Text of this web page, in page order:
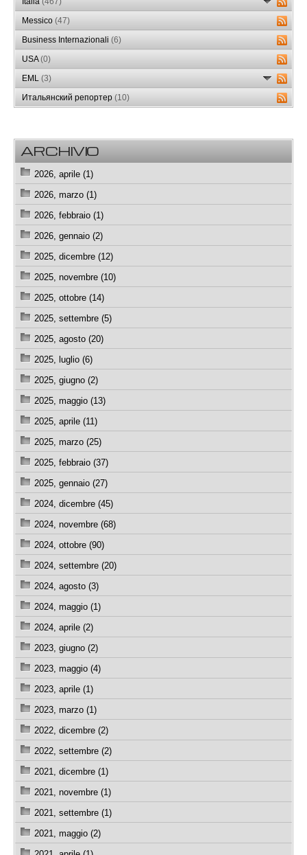
Messico (47)
Business Internazionali (6)
USA(0)
EML (3)
Итальянский репортер (10)
ARCHIVIO
2026, aprile (1)
2026, marzo (1)
2026, febbraio (1)
2026, gennaio (2)
2025, dicembre (12)
2025, novembre (10)
2025, ottobre (14)
2025, settembre (5)
2025, agosto (20)
2025, luglio (6)
2025, giugno (2)
2025, maggio (13)
2025, aprile (11)
2025, marzo (25)
2025, febbraio (37)
2025, gennaio (27)
2024, dicembre (45)
2024, novembre (68)
2024, ottobre (90)
2024, settembre (20)
2024, agosto (3)
2024, maggio (1)
2024, aprile (2)
2023, giugno (2)
2023, maggio (4)
2023, aprile (1)
2023, marzo (1)
2022, dicembre (2)
2022, settembre (2)
2021, dicembre (1)
2021, novembre (1)
2021, settembre (1)
2021, maggio (2)